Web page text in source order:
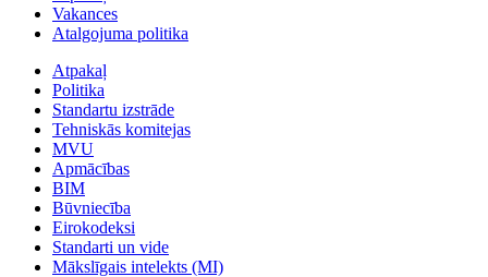
Vakances
Atalgojuma politika
Atpakaļ
Politika
Standartu izstrāde
Tehniskās komitejas
MVU
Apmācības
BIM
Būvniecība
Eirokodeksi
Standarti un vide
Mākslīgais intelekts (MI)